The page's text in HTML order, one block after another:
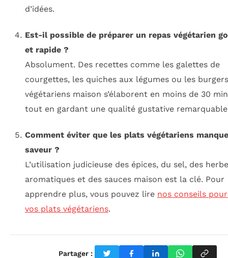
d’idées.
Est-il possible de préparer un repas végétarien
et rapide ?
Absolument. Des recettes comme les galettes de
courgettes, les quiches aux légumes ou les burgers
végétariens maison s’élaborent en moins de 30
tout en gardant une qualité gustative
Comment éviter que les plats végétariens
saveur ?
L’utilisation judicieuse des épices, du sel, des
aromatiques et des sauces maison est la clé. Pour
apprendre plus, vous pouvez lire nos conseils
vos plats végétariens.
Partager :